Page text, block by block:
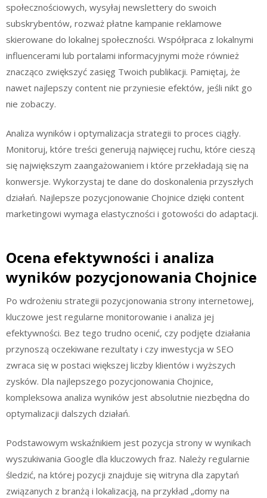
społecznościowych, wysyłaj newslettery do swoich
subskrybentów, rozważ płatne kampanie reklamowe
skierowane do lokalnej społeczności. Współpraca z lokalnymi
influencerami lub portalami informacyjnymi może również
znacząco zwiększyć zasięg Twoich publikacji. Pamiętaj, że
nawet najlepszy content nie przyniesie efektów, jeśli nikt go
nie zobaczy.
Analiza wyników i optymalizacja strategii to proces ciągły.
Monitoruj, które treści generują najwięcej ruchu, które cieszą
się największym zaangażowaniem i które przekładają się na
konwersje. Wykorzystaj te dane do doskonalenia przyszłych
działań. Najlepsze pozycjonowanie Chojnice dzięki content
marketingowi wymaga elastyczności i gotowości do adaptacji.
Ocena efektywności i analiza
wyników pozycjonowania Chojnice
Po wdrożeniu strategii pozycjonowania strony internetowej,
kluczowe jest regularne monitorowanie i analiza jej
efektywności. Bez tego trudno ocenić, czy podjęte działania
przynoszą oczekiwane rezultaty i czy inwestycja w SEO
zwraca się w postaci większej liczby klientów i wyższych
zysków. Dla najlepszego pozycjonowania Chojnice,
kompleksowa analiza wyników jest absolutnie niezbędna do
optymalizacji dalszych działań.
Podstawowym wskaźnikiem jest pozycja strony w wynikach
wyszukiwania Google dla kluczowych fraz. Należy regularnie
śledzić, na której pozycji znajduje się witryna dla zapytań
związanych z branżą i lokalizacją, na przykład „domy na